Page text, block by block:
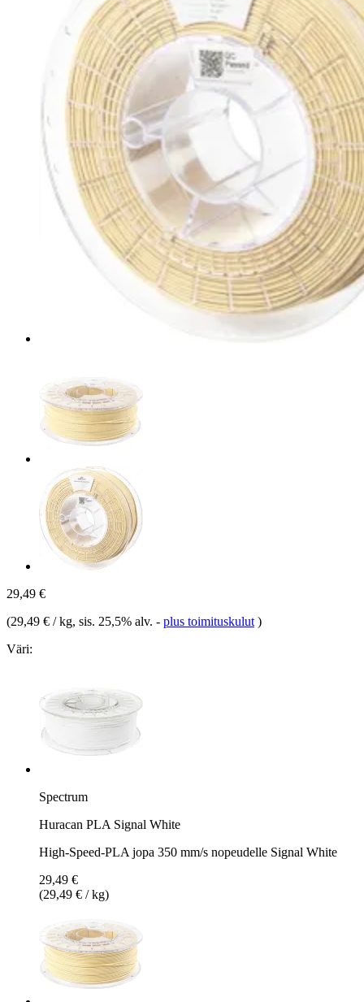
29,49 €
(29,49 € / kg, sis. 25,5% alv. - plus toimituskulut )
Väri:
Spectrum
Huracan PLA Signal White
High-Speed-PLA jopa 350 mm/s nopeudelle Signal White
29,49 €
(29,49 € / kg)